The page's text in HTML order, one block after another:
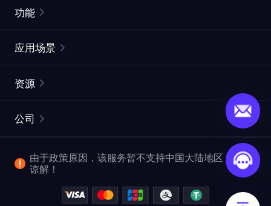
静态住宅代理
网页抓取 API
视频下载 API
功能
ISP代理
ProxySite
应用场景
市场研究
爬行和索引
查看全部使用场景
资源
常见问题解答
位置
公司
企业服务
反洗钱合规计划
由于政策原因，该服务暂不支持中国大陆地区，敬请
谅解！